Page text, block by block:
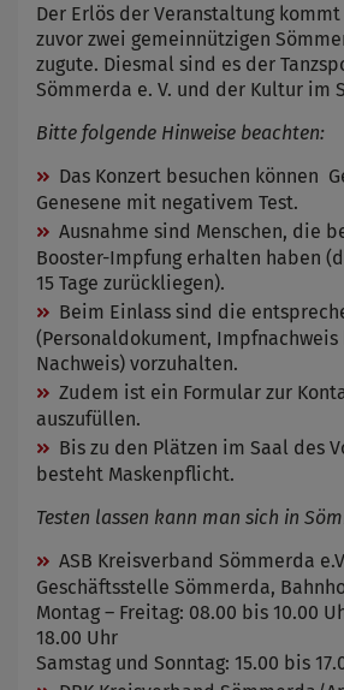
Der Erlös der Veranstaltung
zuvor zwei gemeinnützigen
zugute. Diesmal sind es der
Sömmerda e. V. und der Kultur im
Bitte folgende Hinweise beachten:
Das Konzert besuchen können
Genesene mit negativem Test.
Ausnahme sind Menschen, die
Booster-Impfung erhalten haben
15 Tage zurückliegen).
Beim Einlass sind die
(Personaldokument, Impfnachweis
Nachweis) vorzuhalten.
Zudem ist ein Formular zur
auszufüllen.
Bis zu den Plätzen im Saal des
besteht Maskenpflicht.
Testen lassen kann man sich in
ASB Kreisverband Sömmerda
Geschäftsstelle Sömmerda,
Montag – Freitag: 08.00 bis 10.00
18.00 Uhr
Samstag und Sonntag: 15.00 bis